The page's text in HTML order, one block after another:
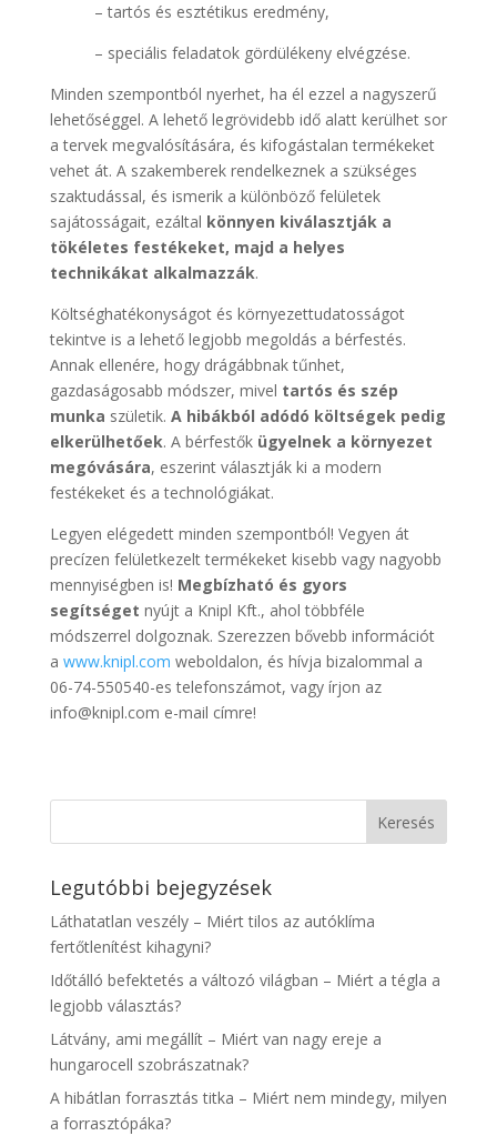
– tartós és esztétikus eredmény,
– speciális feladatok gördülékeny elvégzése.
Minden szempontból nyerhet, ha él ezzel a nagyszerű
lehetőséggel. A lehető legrövidebb idő alatt kerülhet sor
a tervek megvalósítására, és kifogástalan termékeket
vehet át. A szakemberek rendelkeznek a szükséges
szaktudással, és ismerik a különböző felületek
sajátosságait, ezáltal könnyen kiválasztják a
tökéletes festékeket, majd a helyes
technikákat alkalmazzák.
Költséghatékonyságot és környezettudatosságot
tekintve is a lehető legjobb megoldás a bérfestés.
Annak ellenére, hogy drágábbnak tűnhet,
gazdaságosabb módszer, mivel tartós és szép
munka születik. A hibákból adódó költségek pedig
elkerülhetőek. A bérfestők ügyelnek a környezet
megóvására, eszerint választják ki a modern
festékeket és a technológiákat.
Legyen elégedett minden szempontból! Vegyen át
precízen felületkezelt termékeket kisebb vagy nagyobb
mennyiségben is! Megbízható és gyors
segítséget nyújt a Knipl Kft., ahol többféle
módszerrel dolgoznak. Szerezzen bővebb információt
a www.knipl.com weboldalon, és hívja bizalommal a
06-74-550540-es telefonszámot, vagy írjon az
info@knipl.com e-mail címre!
Legutóbbi bejegyzések
Láthatatlan veszély – Miért tilos az autóklíma
fertőtlenítést kihagyni?
Időtálló befektetés a változó világban – Miért a tégla a
legjobb választás?
Látvány, ami megállít – Miért van nagy ereje a
hungarocell szobrászatnak?
A hibátlan forrasztás titka – Miért nem mindegy, milyen
a forrasztópáka?